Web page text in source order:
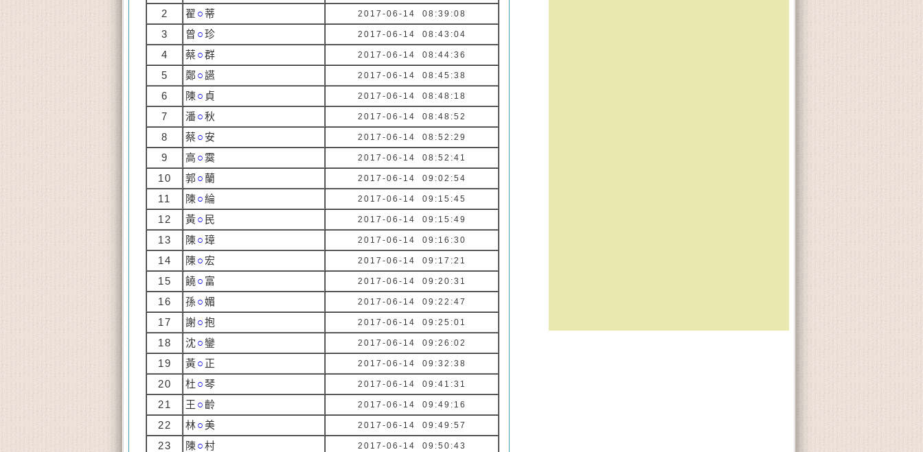
2 翟 ○ 蒂 2017-06-14 08:39:08
3 曾 ○珍 2017-06-14 08:43:04
4 蔡○群 2017-06-14 08:44:36
5 鄭○讌 2017-06-14 08:45:38
6 陳○ 貞 2017-06-14 08:48:18
7 潘○秋 2017-06-14 08:48:52
8 蔡○ 安 2017-06-14 08:52:29
9 高 ○霙 2017-06-14 08:52:41
10 郭○ 蘭 2017-06-14 09:02:54
11 陳○綸 2017-06-14 09:15:45
12 黃○ 民 2017-06-14 09:15:49
13 陳○璋 2017-06-14 09:16:30
14 陳○ 宏 2017-06-14 09:17:21
15 饒○ 富 2017-06-14 09:20:31
16 孫 ○媚 2017-06-14 09:22:47
17 謝○抱 2017-06-14 09:25:01
18 沈○鑾 2017-06-14 09:26:02
19 黃○ 正 2017-06-14 09:32:38
20 杜 ○琴 2017-06-14 09:41:31
21 王 ○齡 2017-06-14 09:49:16
22 林○美 2017-06-14 09:49:57
23 陳○村 2017-06-14 09:50:43